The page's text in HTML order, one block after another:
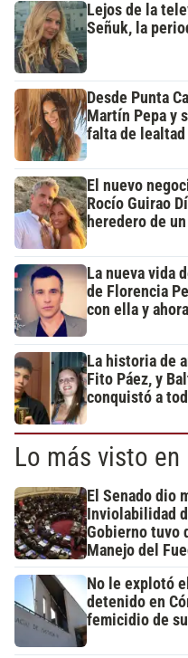
Lejos de la
Señuk, la
Desde Punta
Martín Pepa y
falta de
El nuevo
Rocío Guirao
heredero de
La nueva vida
de Florencia
con ella y
La historia de
Fito Páez, y
conquistó a
Lo más visto en
El Senado dio
Inviolabilidad
Gobierno tuvo
Manejo del
No le explotó
detenido en
femicidio de